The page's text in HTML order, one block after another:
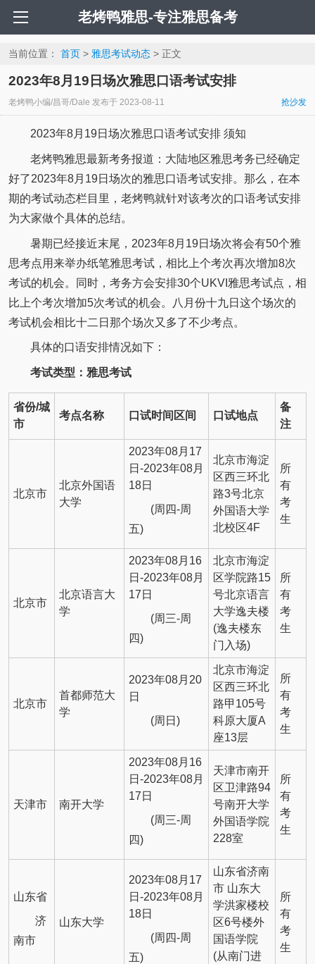
老烤鸭雅思-专注雅思备考
当前位置： 首页> 雅思考试动态> 正文
2023年8月19日场次雅思口语考试安排
老烤鸭小编/昌哥/Dale 发布于 2023-08-11 抢沙发
2023年8月19日场次雅思口语考试安排 须知
老烤鸭雅思最新考务报道：大陆地区雅思考务已经确定
好了2023年8月19日场次的雅思口语考试安排。那么，在本
期的考试动态栏目里，老烤鸭就针对该考次的口语考试安排
为大家做个具体的总结。
暑期已经接近末尾，2023年8月19日场次将会有50个雅
思考点用来举办纸笔雅思考试，相比上个考次再次增加8次
考试的机会。同时，考务方会安排30个UKVI雅思考试点，相
比上个考次增加5次考试的机会。八月份十九日这个场次的
考试机会相比十二日那个场次又多了不少考点。
具体的口语安排情况如下：
考试类型：雅思考试
省份/城
市
考点名称 口试时间区间 口试地点
备
注
北京市
北京外国语
大学
2023年08月17
日-2023年08月
18日
(周四-周
五)
北京市海淀
区西三环北
路3号北京
外国语大学
北校区4F
所
有
考
生
北京市
北京语言大
学
2023年08月16
日-2023年08月
17日
(周三-周
四)
北京市海淀
区学院路15
号北京语言
大学逸夫楼
(逸夫楼东
门入场)
所
有
考
生
北京市
首都师范大
学
2023年08月20
日
(周日)
北京市海淀
区西三环北
路甲105号
科原大厦A
座13层
所
有
考
生
天津市 南开大学
2023年08月16
日-2023年08月
17日
(周三-周
四)
天津市南开
区卫津路94
号南开大学
外国语学院
228室
所
有
考
生
山东省
济
南市
山东大学
2023年08月17
日-2023年08月
18日
(周四-周
五)
山东省济南
市 山东大
学洪家楼校
区6号楼外
国语学院
(从南门进
所
有
考
生